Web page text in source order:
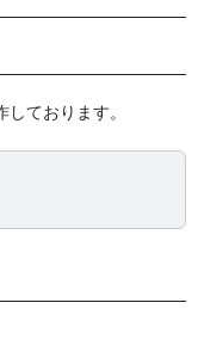
ております。